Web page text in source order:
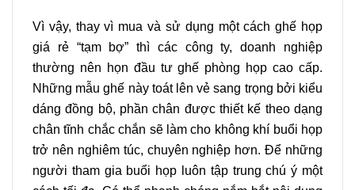
Vì vậy, thay vì mua và sử dụng một cách ghế họp
giá rẻ “tạm bợ” thì các công ty, doanh nghiệp
thường nên họn đầu tưghế phòng họp cao cấp.
Những mẫu ghế này toát lên vẻ sang trọng bởi kiểu
dáng đồng bộ, phần chân được thiết kế theo dạng
chân tĩnh chắc chắn sẽ làm cho không khí buổi họp
trở nên nghiêm túc, chuyên nghiệp hơn. Để những
người tham gia buổi họp luôn tập trung chú ý một